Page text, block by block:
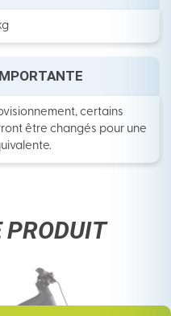
certains
être changés pour une
PRODUIT